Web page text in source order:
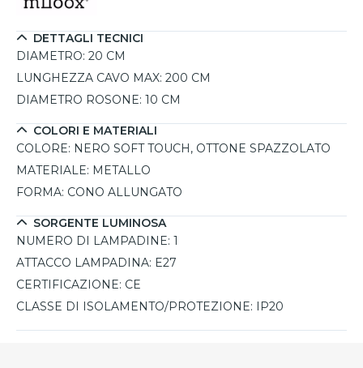
dettaglio dello stelo in ottone spazzolato arricchisce il
regolabile fino a 200 cm e all'attacco E27, questa lampada
a sospensione si adatta perfettamente sopra un’isola, una
penisola o un tavolo da pranzo, offrendo un’illuminazione
diretta e mirata. Installabile singolarmente o in serie,
un’illuminazione personalizzabile ed elegante.
DETTAGLI TECNICI
DIAMETRO: 20 CM
LUNGHEZZA CAVO MAX: 200 CM
DIAMETRO ROSONE: 10 CM
COLORI E MATERIALI
COLORE: NERO SOFT TOUCH, OTTONE SPAZZOLATO
MATERIALE: METALLO
FORMA: CONO ALLUNGATO
SORGENTE LUMINOSA
NUMERO DI LAMPADINE: 1
ATTACCO LAMPADINA: E27
CERTIFICAZIONE: CE
CLASSE DI ISOLAMENTO/PROTEZIONE: IP20